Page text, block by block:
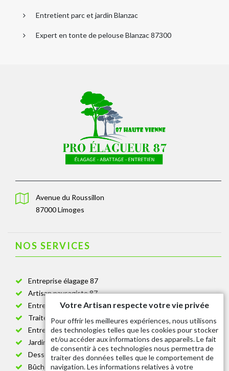
Entretient parc et jardin Blanzac
Expert en tonte de pelouse Blanzac 87300
Avenue du Roussillon
87000 Limoges
NOS SERVICES
Entreprise élagage 87
Artisan paysagiste 87
Entreprise de jardinage 87
Traitement anti-chenille 87
Entreprise abattage arbre 87
Jardinier taille de haie 87
Dessouchage arbre et haie 87
Bûcheron 87
Votre Artisan respecte votre vie privée
Pour offrir les meilleures expériences, nous utilisons
des technologies telles que les cookies pour stocker
et/ou accéder aux informations des appareils. Le fait
de consentir à ces technologies nous permettra de
traiter des données telles que le comportement de
navigation. Les informations relatives à votre